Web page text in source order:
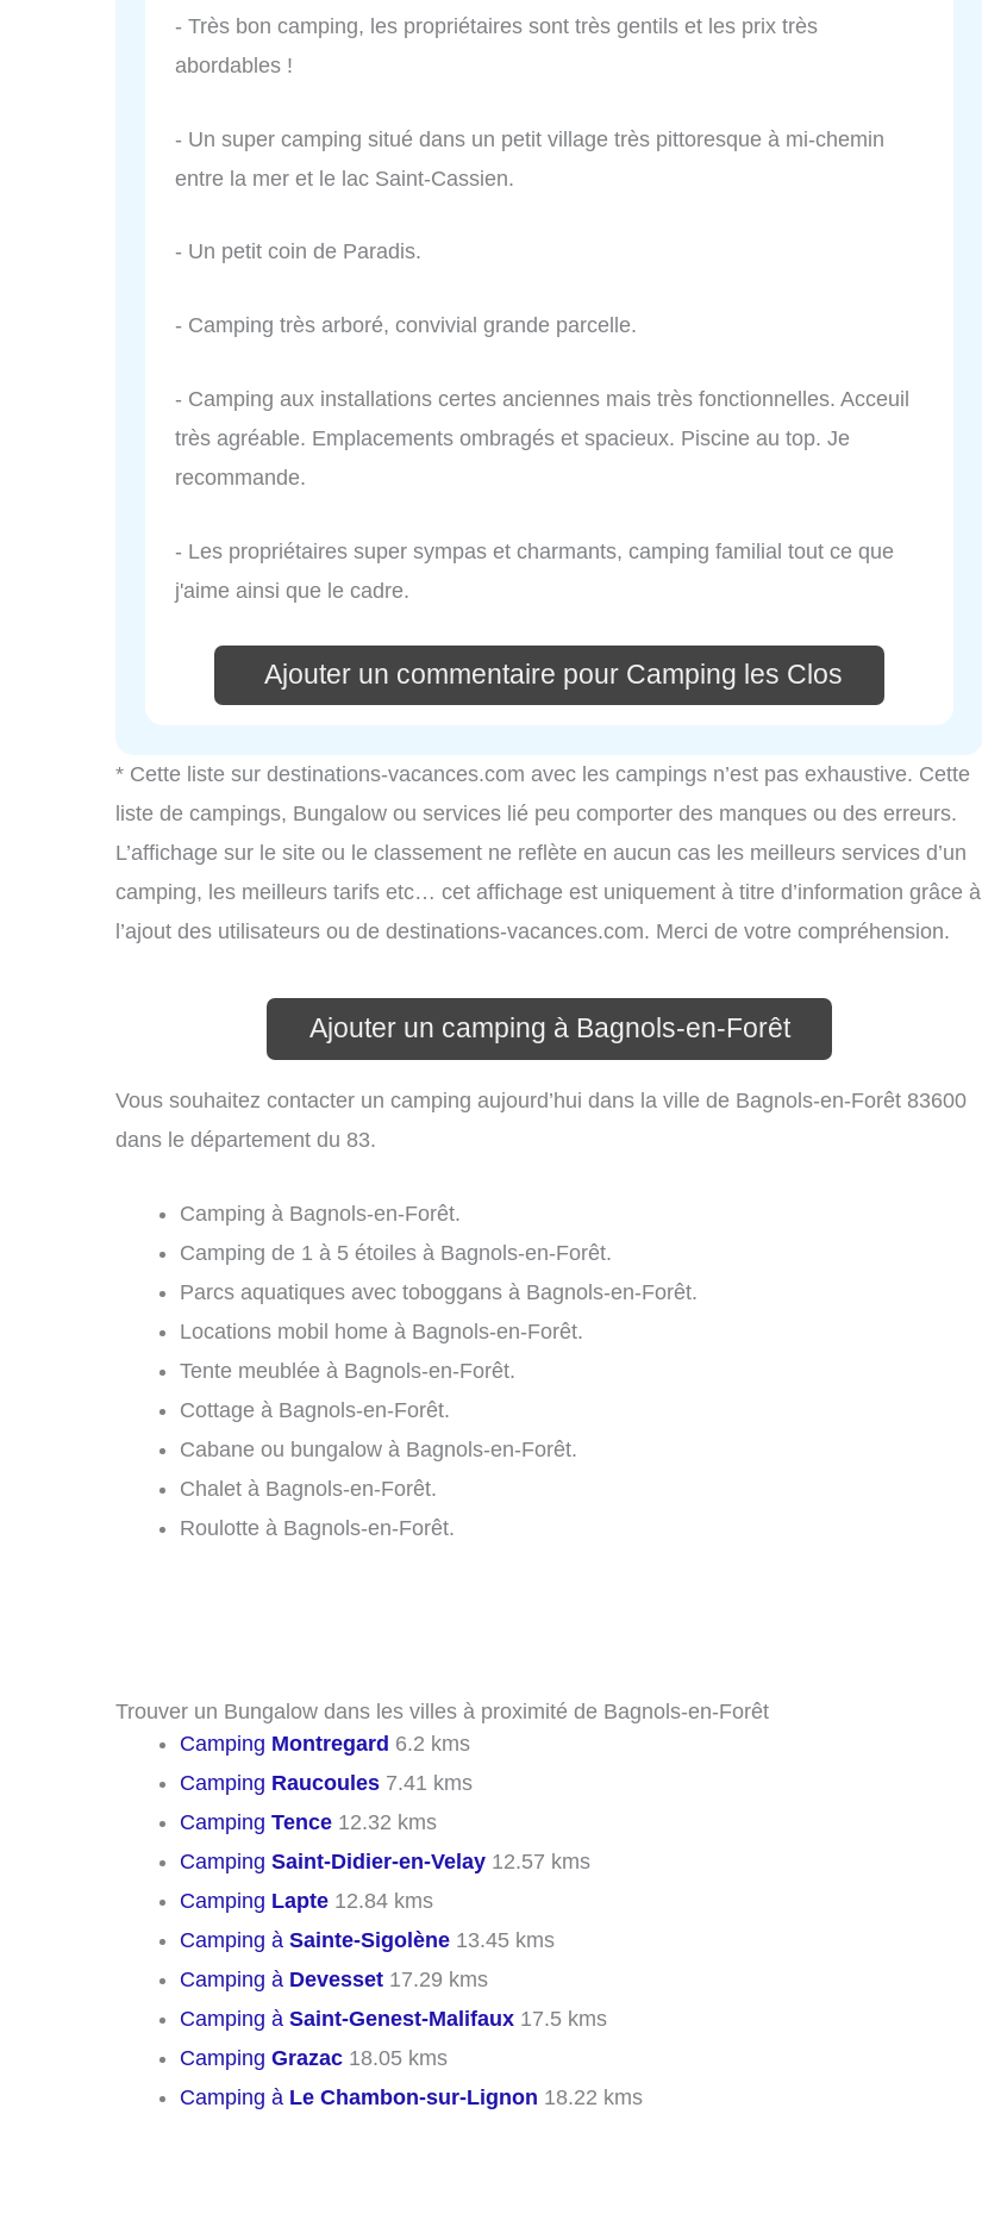
- Très bon camping, les propriétaires sont très gentils et les prix très
abordables !
- Un super camping situé dans un petit village très pittoresque à mi-chemin
entre la mer et le lac Saint-Cassien.
- Un petit coin de Paradis.
- Camping très arboré, convivial grande parcelle.
- Camping aux installations certes anciennes mais très fonctionnelles. Acceuil
très agréable. Emplacements ombragés et spacieux. Piscine au top. Je
recommande.
- Les propriétaires super sympas et charmants, camping familial tout ce que
j'aime ainsi que le cadre.
Ajouter un commentaire pour Camping les Clos
* Cette liste sur destinations-vacances.com avec les campings n’est pas exhaustive. Cette
liste de campings, Bungalow ou services lié peu comporter des manques ou des erreurs.
L’affichage sur le site ou le classement ne reflète en aucun cas les meilleurs services d’un
camping, les meilleurs tarifs etc… cet affichage est uniquement à titre d’information grâce à
l’ajout des utilisateurs ou de destinations-vacances.com. Merci de votre compréhension.
Ajouter un camping à Bagnols-en-Forêt
Vous souhaitez contacter un camping aujourd’hui dans la ville de Bagnols-en-Forêt 83600
dans le département du 83.
Camping à Bagnols-en-Forêt.
Camping de 1 à 5 étoiles à Bagnols-en-Forêt.
Parcs aquatiques avec toboggans à Bagnols-en-Forêt.
Locations mobil home à Bagnols-en-Forêt.
Tente meublée à Bagnols-en-Forêt.
Cottage à Bagnols-en-Forêt.
Cabane ou bungalow à Bagnols-en-Forêt.
Chalet à Bagnols-en-Forêt.
Roulotte à Bagnols-en-Forêt.
Trouver un Bungalow dans les villes à proximité de Bagnols-en-Forêt
Camping Montregard 6.2 kms
Camping Raucoules 7.41 kms
Camping Tence 12.32 kms
Camping Saint-Didier-en-Velay 12.57 kms
Camping Lapte 12.84 kms
Camping à Sainte-Sigolène 13.45 kms
Camping à Devesset 17.29 kms
Camping à Saint-Genest-Malifaux 17.5 kms
Camping Grazac 18.05 kms
Camping à Le Chambon-sur-Lignon 18.22 kms